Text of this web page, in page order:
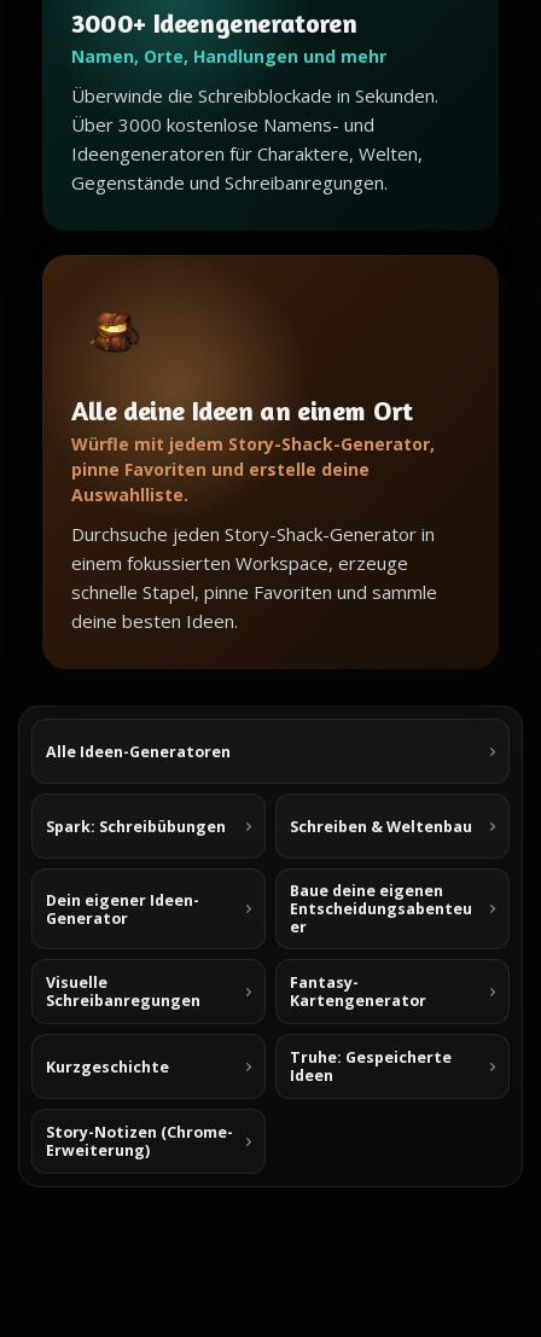
3000+ Ideengeneratoren
Namen, Orte, Handlungen und mehr
Überwinde die Schreibblockade in Sekunden.
Über 3000 kostenlose Namens- und
Ideengeneratoren für Charaktere, Welten,
Gegenstände und Schreibanregungen.
Alle deine Ideen an einem Ort
Würfle mit jedem Story-Shack-Generator,
pinne Favoriten und erstelle deine
Auswahlliste.
Durchsuche jeden Story-Shack-Generator in
einem fokussierten Workspace, erzeuge
schnelle Stapel, pinne Favoriten und sammle
deine besten Ideen.
Alle Ideen-Generatoren
Spark: Schreibübungen Schreiben & Weltenbau
Dein eigener Ideen-
Generator
Baue deine eigenen
Entscheidungsabenteu
er
Visuelle
Schreibanregungen
Fantasy-
Kartengenerator
Kurzgeschichte
Truhe: Gespeicherte
Ideen
Story-Notizen (Chrome-
Erweiterung)